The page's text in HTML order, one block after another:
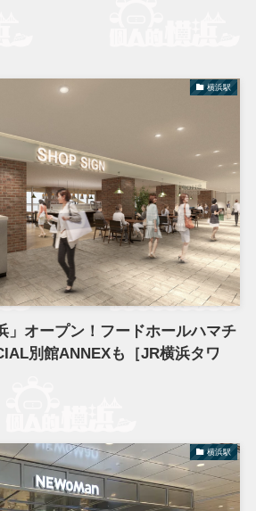
横浜駅
」オープン！フードホールハマチ
別館ANNEXも［JR横浜タワ
横浜駅